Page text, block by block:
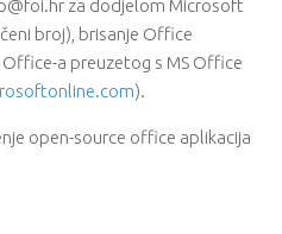
za dodjelom Microsoft
broj), brisanje Office
a preuzetog s MS Office
).
open-source office aplikacija